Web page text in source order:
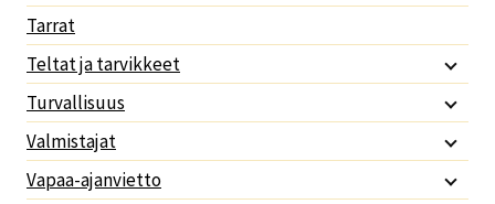
Tarrat
Teltat ja tarvikkeet
Turvallisuus
Valmistajat
Vapaa-ajanvietto